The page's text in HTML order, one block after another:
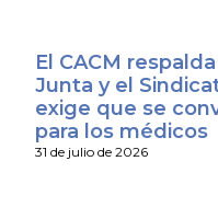
El CACM
Junta y el
exige que se
para los médicos
31 de julio de 2026